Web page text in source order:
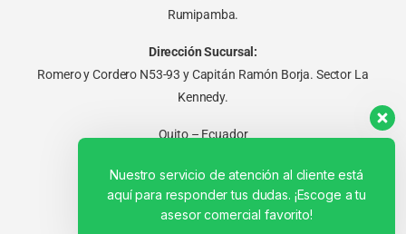
Rumipamba.
Dirección Sucursal:
Romero y Cordero N53-93 y Capitán Ramón Borja. Sector La
Kennedy.
Quito – Ecuador
Nuestro servicio de atención al cliente está
aquí para responder tus dudas. ¡Escoge a tu
asesor comercial favorito!